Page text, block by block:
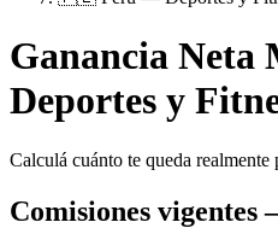
Ganancia
Deportes y
Calculá cuánto te queda realmente
Comisiones vigentes